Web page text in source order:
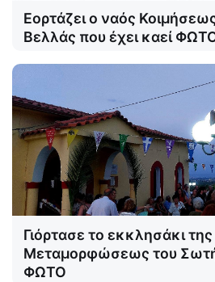
Εορτάζει ο ναός
Βελλάς που έχει καεί
Γιόρτασε το εκκλησάκι της
Μεταμορφώσεως του
ΦΩΤΟ